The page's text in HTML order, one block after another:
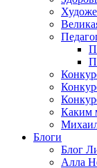
Каким
Блоги
Блог
Алла